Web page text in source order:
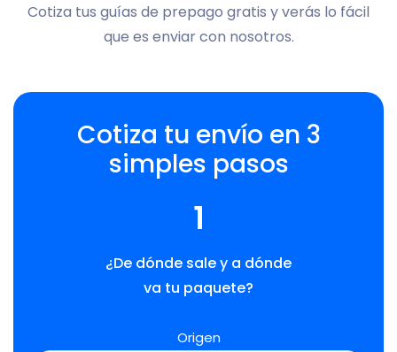
Cotiza tus guías de prepago gratis y verás lo fácil
que es enviar con nosotros.
Cotiza tu envío en 3
simples pasos
1
¿De dónde sale y a dónde
va tu paquete?
Origen